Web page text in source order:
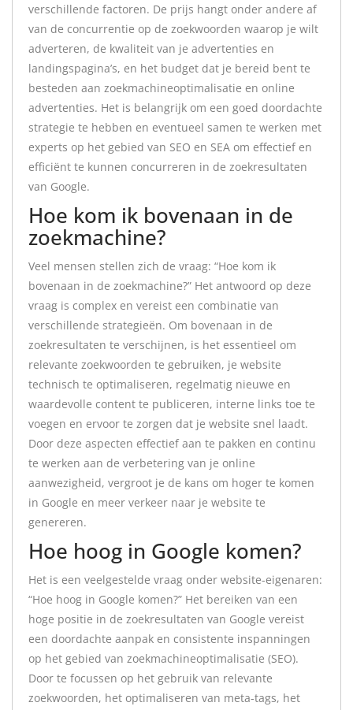
verschillende factoren. De prijs hangt onder andere af
van de concurrentie op de zoekwoorden waarop je wilt
adverteren, de kwaliteit van je advertenties en
landingspagina’s, en het budget dat je bereid bent te
besteden aan zoekmachineoptimalisatie en online
advertenties. Het is belangrijk om een goed doordachte
strategie te hebben en eventueel samen te werken met
experts op het gebied van SEO en SEA om effectief en
efficiënt te kunnen concurreren in de zoekresultaten
van Google.
Hoe kom ik bovenaan in de
zoekmachine?
Veel mensen stellen zich de vraag: “Hoe kom ik
bovenaan in de zoekmachine?” Het antwoord op deze
vraag is complex en vereist een combinatie van
verschillende strategieën. Om bovenaan in de
zoekresultaten te verschijnen, is het essentieel om
relevante zoekwoorden te gebruiken, je website
technisch te optimaliseren, regelmatig nieuwe en
waardevolle content te publiceren, interne links toe te
voegen en ervoor te zorgen dat je website snel laadt.
Door deze aspecten effectief aan te pakken en continu
te werken aan de verbetering van je online
aanwezigheid, vergroot je de kans om hoger te komen
in Google en meer verkeer naar je website te
genereren.
Hoe hoog in Google komen?
Het is een veelgestelde vraag onder website-eigenaren:
“Hoe hoog in Google komen?” Het bereiken van een
hoge positie in de zoekresultaten van Google vereist
een doordachte aanpak en consistente inspanningen
op het gebied van zoekmachineoptimalisatie (SEO).
Door te focussen op het gebruik van relevante
zoekwoorden, het optimaliseren van meta-tags, het